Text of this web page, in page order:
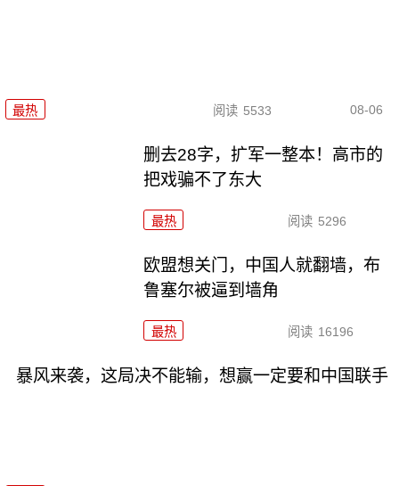
最热 阅读 5533 08-06
删去28字，扩军一整本！高市的
把戏骗不了东大
最热 阅读 5296
欧盟想关门，中国人就翻墙，布
鲁塞尔被逼到墙角
最热 阅读 16196
暴风来袭，这局决不能输，想赢一定要和中国联手